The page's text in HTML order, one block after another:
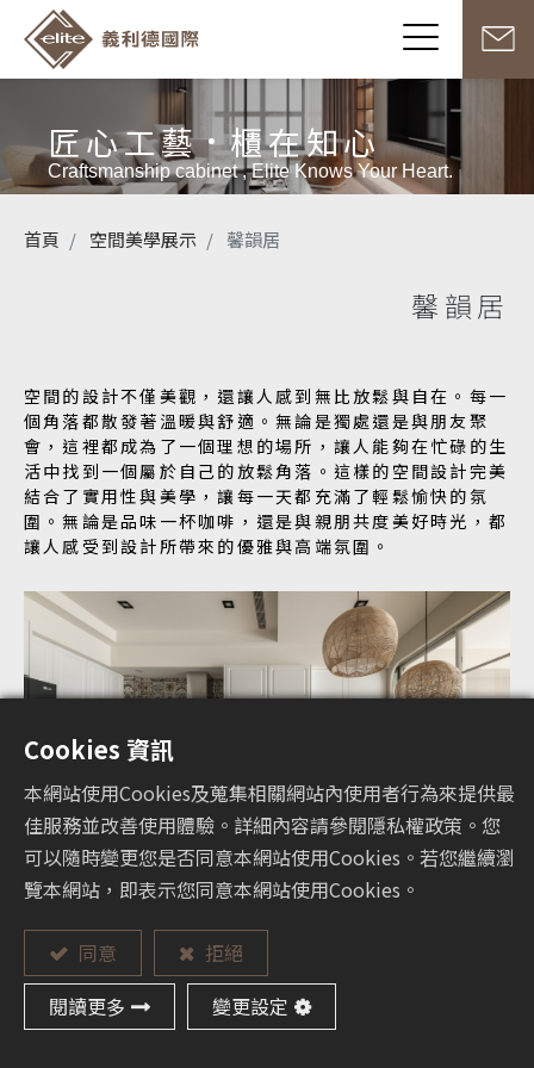
匠心工藝 櫃在知心
Craftsmanship cabinet , Elite Knows Your Heart.
首頁 空間美學展示 馨韻居
馨韻居
空間的設計不僅美觀，還讓人感到無比放鬆與自在。每一
個角落都散發著溫暖與舒適。無論是獨處還是與朋友聚
會，這裡都成為了一個理想的場所，讓人能夠在忙碌的生
活中找到一個屬於自己的放鬆角落。這樣的空間設計完美
結合了實用性與美學，讓每一天都充滿了輕鬆愉快的氛
圍。無論是品味一杯咖啡，還是與親朋共度美好時光，都
讓人感受到設計所帶來的優雅與高端氛圍。
Cookies 資訊
本網站使用Cookies及蒐集相關網站內使用者行為來提供最
佳服務並改善使用體驗。詳細內容請參閱隱私權政策。您
可以隨時變更您是否同意本網站使用Cookies。若您繼續瀏
覽本網站，即表示您同意本網站使用Cookies。
同意
拒絕
閱讀更多
變更設定